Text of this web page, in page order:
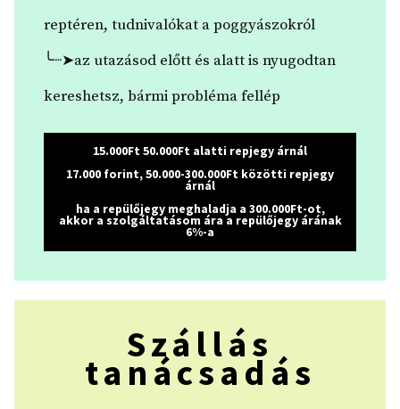
reptéren, tudnivalókat a poggyászokról
╰┈➤az utazásod előtt és alatt is nyugodtan
kereshetsz, bármi probléma fellép
15.000Ft 50.000Ft alatti repjegy árnál
17.000 forint, 50.000-300.000Ft közötti repjegy
árnál
ha a repülőjegy meghaladja a 300.000Ft-ot,
akkor a szolgáltatásom ára a repülőjegy árának
6%-a
Szállás
tanácsadás